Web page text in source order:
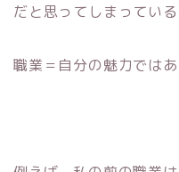
だと思ってしまってい
職業＝自分の魅力ではあ